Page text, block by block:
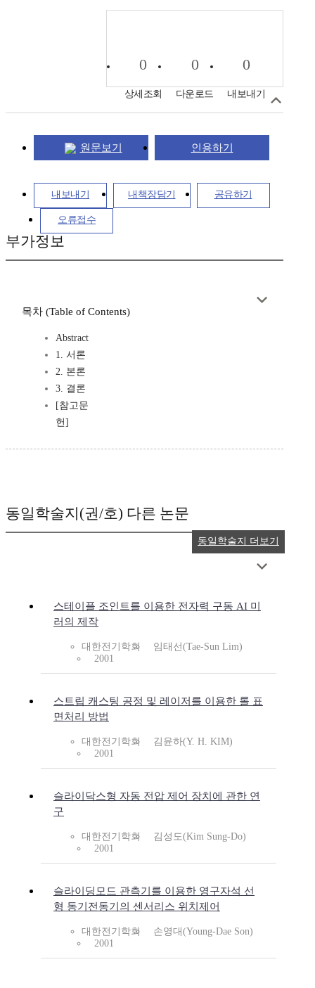
0
상세조회
0
다운로드
0
내보내기
원문보기 인용하기
내보내기 내책장담기 공유하기
오류접수
부가정보
목차 (Table of Contents)
Abstract
1. 서론
2. 본론
3. 결론
[참고문
헌]
동일학술지(권/호) 다른 논문
스테이플 조인트를 이용한 전자력 구동 AI 미
러의 제작
대한전기학회
임태선(Tae-Sun Lim)
2001
스트립 캐스팅 공정 및 레이저를 이용한 롤 표
면처리 방법
대한전기학회
김윤하(Y. H. KIM)
2001
슬라이닥스형 자동 전압 제어 장치에 관한 연
구
대한전기학회
김성도(Kim Sung-Do)
2001
슬라이딩모드 관측기를 이용한 영구자석 선
형 동기전동기의 센서리스 위치제어
대한전기학회
손영대(Young-Dae Son)
2001
동일학술지 더보기